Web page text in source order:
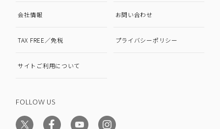
会社情報 お問い合わせ
TAX FREE／免税 プライバシーポリシー
サイトご利用について
FOLLOW US